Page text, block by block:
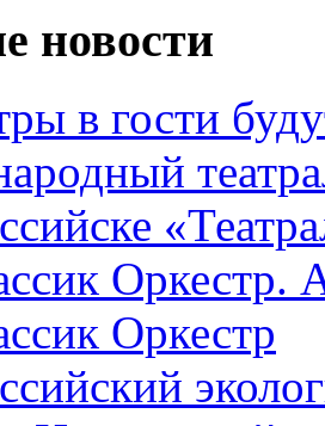
новости
в гости
Оркестр.
Оркестр